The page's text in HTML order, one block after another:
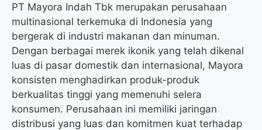
PT Mayora Indah Tbk merupakan perusahaan
multinasional terkemuka di Indonesia yang
bergerak di industri makanan dan minuman.
Dengan berbagai merek ikonik yang telah dikenal
luas di pasar domestik dan internasional, Mayora
konsisten menghadirkan produk-produk
berkualitas tinggi yang memenuhi selera
konsumen. Perusahaan ini memiliki jaringan
distribusi yang luas dan komitmen kuat terhadap